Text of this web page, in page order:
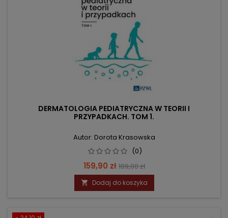
DERMATOLOGIA PEDIATRYCZNA W TEORII I
PRZYPADKACH. TOM 1.
Autor: Dorota Krasowska
(0)
Cena
159,90 zł Cena
podstawowa
189,00 zł
 Dodaj do koszyka